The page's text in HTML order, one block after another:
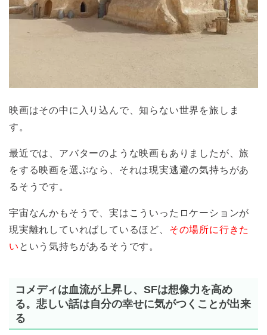
映画はその中に入り込んで、知らない世界を旅しま
す。
最近では、アバターのような映画もありましたが、旅
をする映画を選ぶなら、それは現実逃避の気持ちがあ
るそうです。
宇宙なんかもそうで、実はこういったロケーションが
現実離れしていればしているほど、 その場所に行きた
い という気持ちがあるそうです。
コメディは血流が上昇し、SFは想像力を高め
る。悲しい話は自分の幸せに気がつくことが出来
る